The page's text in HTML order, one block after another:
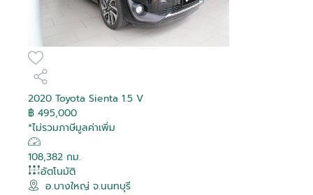
2020 Toyota Sienta 1.5 V
฿ 495,000
*ไม่รวมภาษีมูลค่าเพิ่ม
108,382 กม.
อัตโนมัติ
อ.บางใหญ่ จ.นนทบุรี